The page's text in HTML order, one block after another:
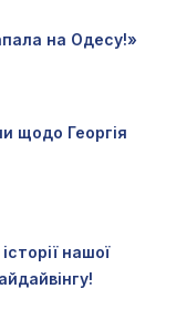
на Одесу!»
щодо Георгія
нашої